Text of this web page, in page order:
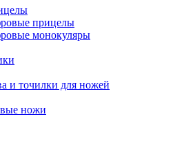
прицелы
монокуляры
и точилки для ножей
ножи